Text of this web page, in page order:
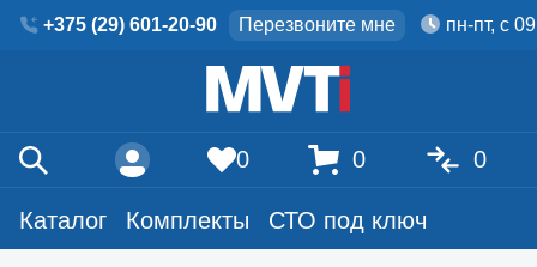
+375 (29) 601-20-90 Перезвоните мне пн-пт, с
Каталог Комплекты СТО под ключ
0 0 0